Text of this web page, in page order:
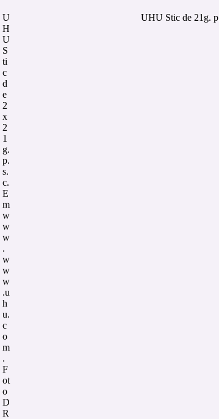
U
H
U
S
ti
c
d
e
2
x
2
1
g.
p.
s.
c.
E
m
w
w
w
.
w
w
w
.u
h
u.
c
o
m
.
F
ot
o
D
R
UHU Stic de 21g.